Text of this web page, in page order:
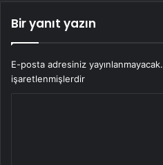
Bir yanıt yazın
E-posta adresiniz yayınlanmayacak.
işaretlenmişlerdir